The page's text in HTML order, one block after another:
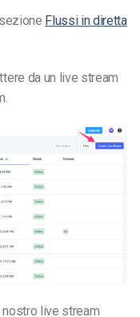
Flussi in diretta
da un live stream
live stream